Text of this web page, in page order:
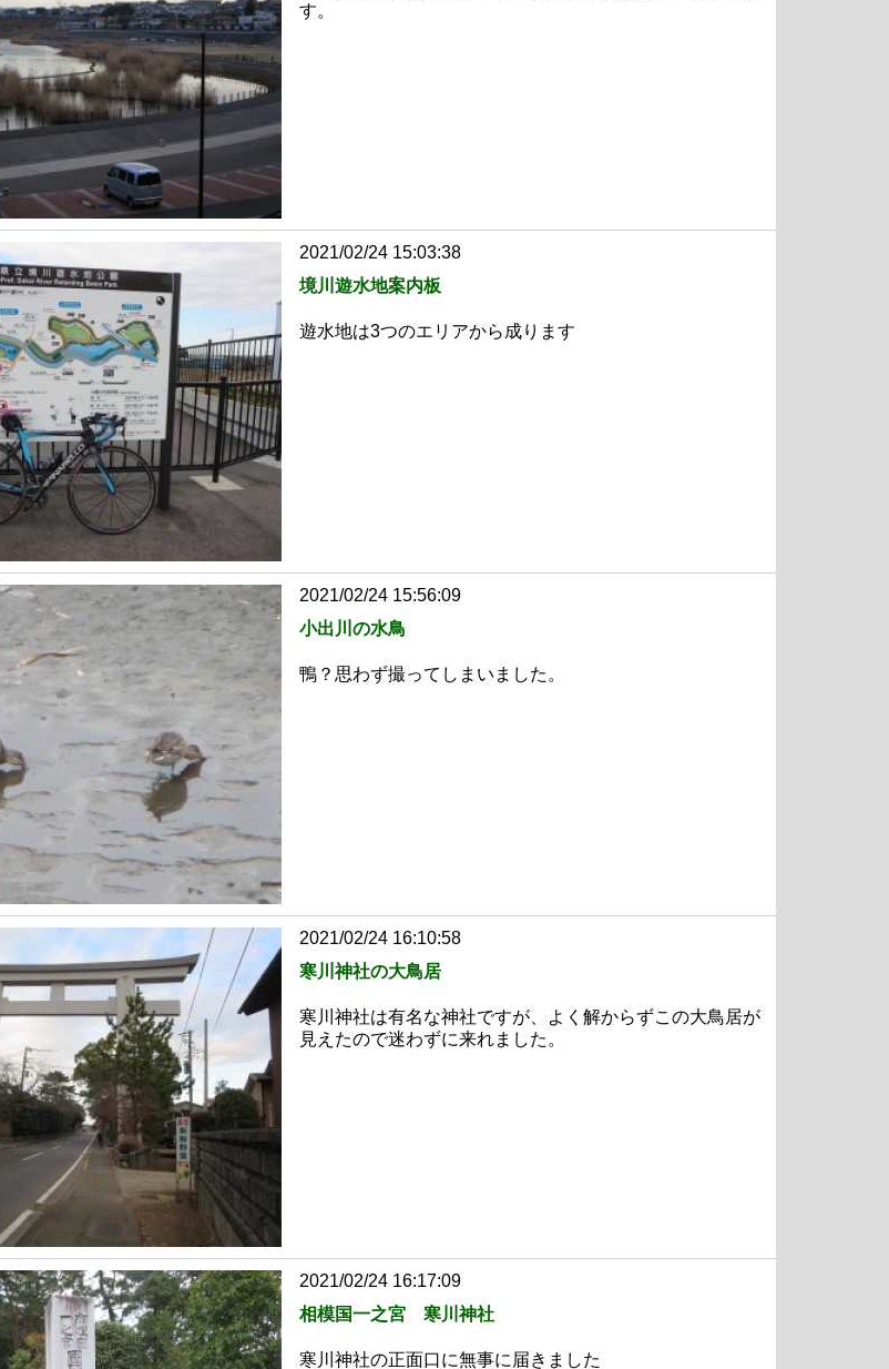
す。
2021/02/24 15:03:38
境川遊水地案内板
遊水地は3つのエリアから成ります
2021/02/24 15:56:09
小出川の水鳥
鴨？思わず撮ってしまいました。
2021/02/24 16:10:58
寒川神社の大鳥居
寒川神社は有名な神社ですが、よく解からずこの大鳥居が
見えたので迷わずに来れました。
2021/02/24 16:17:09
相模国一之宮 寒川神社
寒川神社の正面口に無事に届きました